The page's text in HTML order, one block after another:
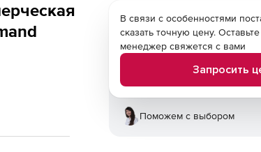
В связи с особенностями
сказать точную цену.
менеджер свяжется с вами
Запросить
Поможем с выбором